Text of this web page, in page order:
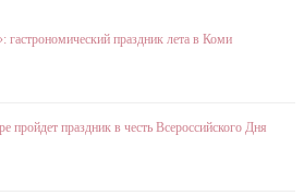
гастрономический праздник лета в Коми
пройдет праздник в честь Всероссийского Дня